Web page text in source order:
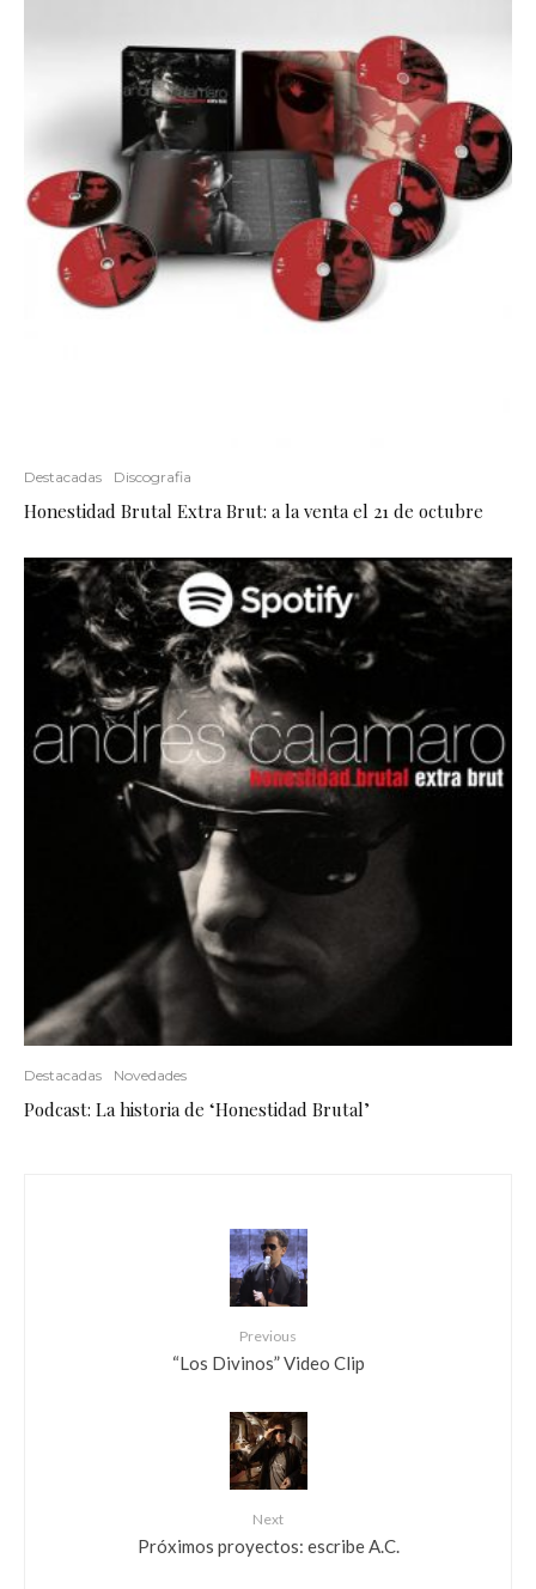
Destacadas Discografia
Honestidad Brutal Extra Brut: a la venta el 21 de octubre
Destacadas Novedades
Podcast: La historia de ‘Honestidad Brutal’
Previous
“Los Divinos” Video Clip
Next
Próximos proyectos: escribe A.C.